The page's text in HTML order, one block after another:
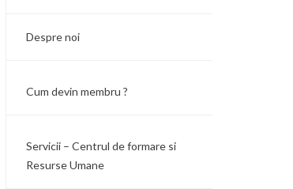
Despre noi
Cum devin membru ?
Servicii – Centrul de formare si
Resurse Umane